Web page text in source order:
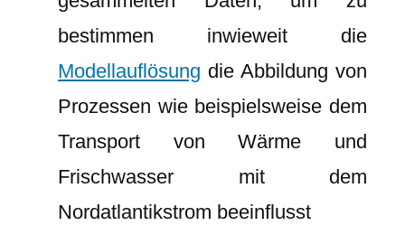
bestimmen inwieweit die
Modellauflösung die Abbildung von
Prozessen wie beispielsweise dem
Transport von Wärme und
Frischwasser mit dem
Nordatlantikstrom beeinflusst